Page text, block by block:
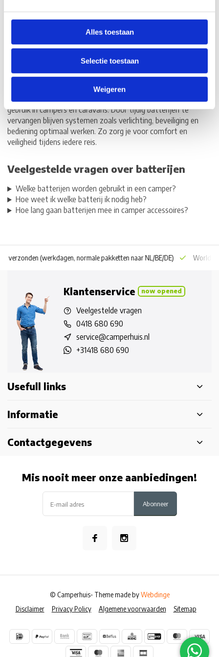
Alles toestaan
Selectie toestaan
Weigeren
Het is belangrijk om te kiezen voor batterijen met de juiste
spanning en capaciteit, afgestemd op het specifieke apparaat.
Zo voorkom je storingen of verminderde prestaties. In
recreatievoertuigen worden vaak
zoals knoopcellen en AA of AAA batterijen gebruikt voor
kleinere elektronische toepassingen.
Binnen deze categorie vind je batterijen die geschikt zijn voor
gebruik in campers en caravans. Door tijdig batterijen te
vervangen blijven systemen zoals verlichting, beveiliging en
bediening optimaal werken. Zo zorg je voor comfort en
veiligheid tijdens iedere reis.
Veelgestelde vragen over batterijen
Welke batterijen worden gebruikt in een camper?
Hoe weet ik welke batterij ik nodig heb?
Hoe lang gaan batterijen mee in camper accessoires?
verzonden (werkdagen, normale pakketten naar NL/BE/DE) World
Klantenservice now opened
Veelgestelde vragen
0418 680 690
service@camperhuis.nl
+31418 680 690
Usefull links
Informatie
Contactgegevens
Mis nooit meer onze aanbiedingen!
Abonneer
Disclaimer Privacy Policy Algemene voorwaarden Sitemap
© Camperhuis- Theme made byWebdinge